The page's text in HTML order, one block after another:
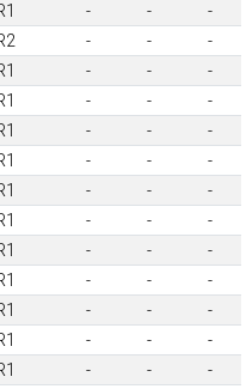
- -
-
- -
-
- -
-
- -
-
- -
-
- -
-
- -
-
- -
-
- -
-
- -
-
- -
-
- -
-
- -
-